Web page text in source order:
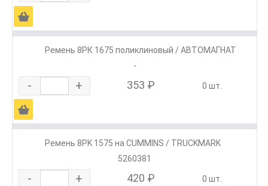
Ä
Ремень 8РК 1675 поликлиновый / АВТОМАГНАТ
-
- + 353 ₽ 0 шт.
Ä
Ремень 8РK 1575 на CUMMINS / TRUCKMARK
5260381
- + 420 ₽ 0 шт.